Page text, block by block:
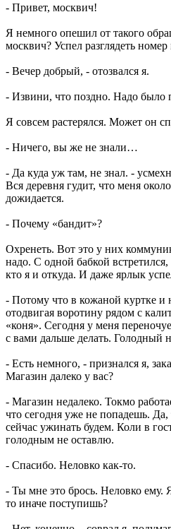
- Привет, москвич!
Я немного опешил от такого
москвич? Успел разглядеть
- Вечер добрый, - отозвался я.
- Извини, что поздно. Надо было
Я совсем растерялся. Может он
- Ничего, вы же не знали…
- Да куда уж там, не знал. -
Вся деревня гудит, что меня
дожидается.
- Почему «бандит»?
Охренеть. Вот это у них
надо. С одной бабкой
кто я и откуда. И даже ярлык
- Потому что в кожаной куртке и
отодвигая воротину рядом с
«коня». Сегодня у меня
с вами дальше делать. Голодный
- Есть немного, - признался я,
Магазин далеко у вас?
- Магазин недалеко. Токмо
что сегодня уже не попадешь.
сейчас ужинать будем. Коли в
голодным не оставлю.
- Спасибо. Неловко как-то.
- Ты мне это брось. Неловко ему.
то иначе поступишь?